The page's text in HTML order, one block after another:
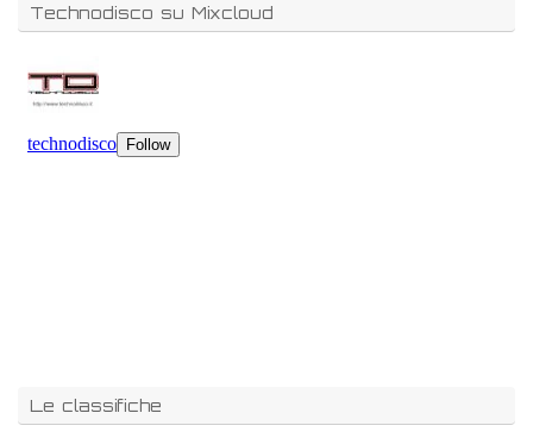
Technodisco su Mixcloud
Le classifiche